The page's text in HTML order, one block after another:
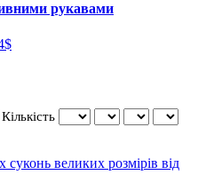
рукавами
Кількість